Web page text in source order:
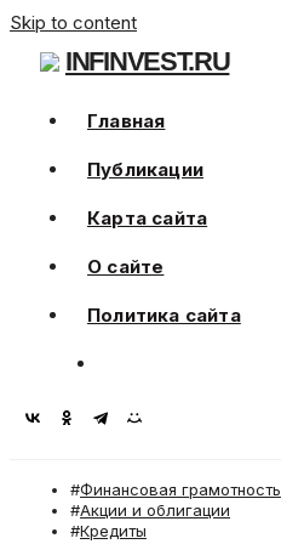
Skip to content
INFINVEST.RU
Главная
Публикации
Карта сайта
О сайте
Политика сайта
Финансовая грамотность
Акции и облигации
Кредиты